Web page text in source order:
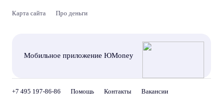
Карта сайта Про деньги
Мобильное приложение ЮMoney
+7 495 197-86-86 Помощь Контакты Вакансии